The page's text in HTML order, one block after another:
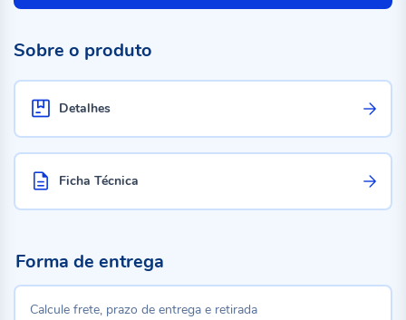
Sobre o produto
Detalhes
Ficha Técnica
Forma de entrega
Calcule frete, prazo de entrega e retirada